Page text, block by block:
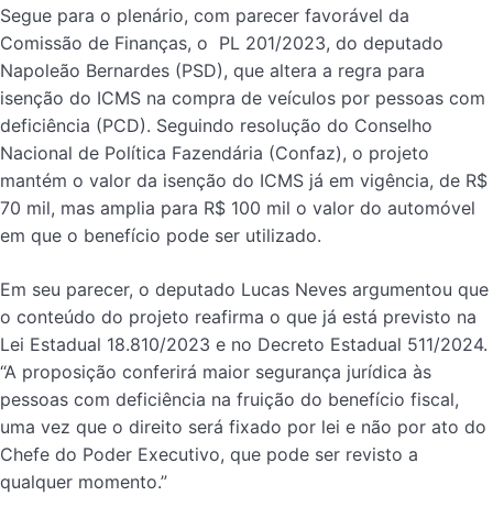
Segue para o plenário, com parecer favorável da
Comissão de Finanças, o PL 201/2023, do deputado
Napoleão Bernardes (PSD), que altera a regra para
isenção do ICMS na compra de veículos por pessoas com
deficiência (PCD). Seguindo resolução do Conselho
Nacional de Política Fazendária (Confaz), o projeto
mantém o valor da isenção do ICMS já em vigência, de R$
70 mil, mas amplia para R$ 100 mil o valor do automóvel
em que o benefício pode ser utilizado.
Em seu parecer, o deputado Lucas Neves argumentou que
o conteúdo do projeto reafirma o que já está previsto na
Lei Estadual 18.810/2023 e no Decreto Estadual 511/2024.
“A proposição conferirá maior segurança jurídica às
pessoas com deficiência na fruição do benefício fiscal,
uma vez que o direito será fixado por lei e não por ato do
Chefe do Poder Executivo, que pode ser revisto a
qualquer momento.”